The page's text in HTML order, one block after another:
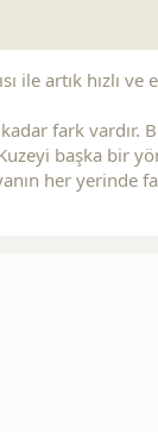
ile artık hızlı
fark vardır.
Kuzeyi başka bir
her yerinde